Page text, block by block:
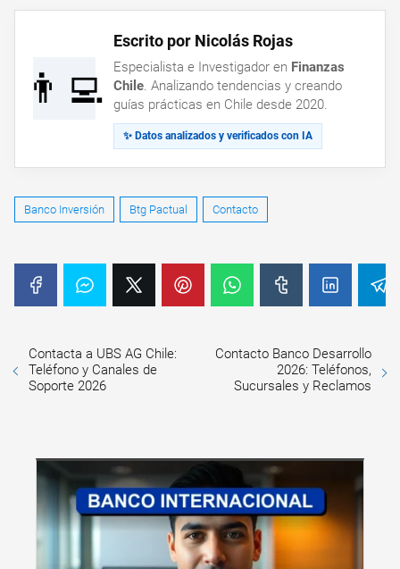
👨‍💻
Escrito por Nicolás Rojas
Especialista e Investigador en Finanzas
Chile. Analizando tendencias y creando
guías prácticas en Chile desde 2020.
✨ Datos analizados y verificados con IA
Banco Inversión Btg Pactual Contacto
Contacta a UBS AG Chile:
Teléfono y Canales de
Soporte 2026
Contacto Banco Desarrollo
2026: Teléfonos,
Sucursales y Reclamos